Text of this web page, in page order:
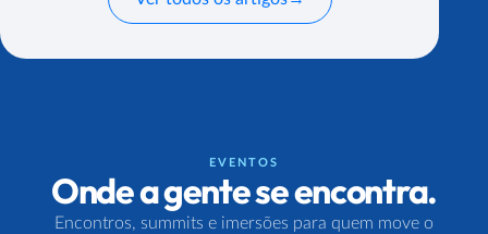
EVENTOS
Onde a gente se encontra.
Encontros, summits e imersões para quem move o